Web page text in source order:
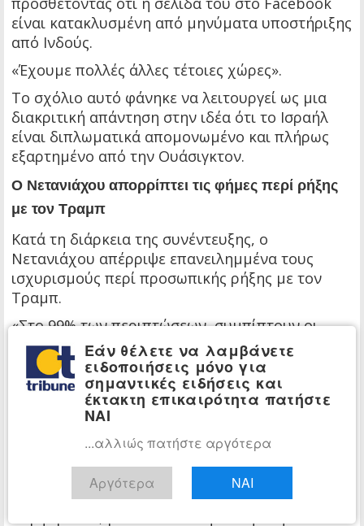
είναι κατακλυσμένη από μηνύματα υποστήριξης
από Ινδούς.
«Έχουμε πολλές άλλες τέτοιες χώρες».
Το σχόλιο αυτό φάνηκε να λειτουργεί ως μια
διακριτική απάντηση στην ιδέα ότι το Ισραήλ
είναι διπλωματικά απομονωμένο και πλήρως
εξαρτημένο από την Ουάσιγκτον.
Ο Νετανιάχου απορρίπτει τις φήμες περί ρήξης
με τον Τραμπ
Κατά τη διάρκεια της συνέντευξης, ο
Νετανιάχου απέρριψε επανειλημμένα τους
ισχυρισμούς περί προσωπικής ρήξης με τον
Τραμπ.
«Στο 99% των περιπτώσεων, συμπίπτουν οι
απόψεις μας», δήλωσε.
«Αλλά όπως σε κάθε οικογένεια, και όπως σε
κάθε στενή φιλία, μερικές φορές υπάρχουν
διαφωνίες, και τις συζητάμε ανοιχτά».
Ο Νετανιάχου περιέγραψε τον Τραμπ ως έναν
συμφέροντα και τον εαυτό του ως έναν ηγέτη
που υποχρεούται να προστατεύει τα ισραηλινά
Εάν θέλετε να λαμβάνετε
ειδοποιήσεις μόνο για
σημαντικές ειδήσεις και
έκτακτη επικαιρότητα πατήστε
ΝΑΙ
...αλλιώς πατήστε αργότερα
Αργότερα ΝΑΙ